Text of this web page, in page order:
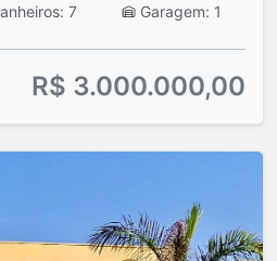
7 Garagem: 1
R$ 3.000.000,00